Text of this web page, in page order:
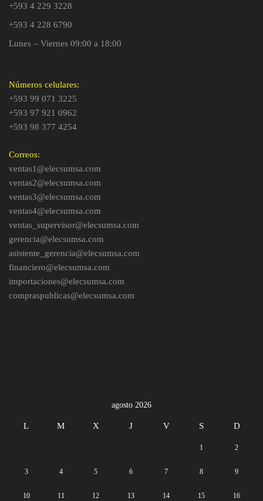
+593 4 229 3228
+593 4 228 6790
Lunes – Viernes 09:00 a 18:00
Números celulares:
+593 99 071 3225
+593 97 921 0962
+593 98 377 4254
Correos:
ventas1@elecsumsa.com
ventas2@elecsumsa.com
ventas3@elecsumsa.com
ventas4@elecsumsa.com
ventas_supervisor@elecsumsa.com
gerencia@elecsumsa.com
asistente_gerencia@elecsumsa.com
financiero@elecsumsa.com
importaciones@elecsumsa.com
compraspublicas@elecsumsa.com
agosto 2026
L M X J V S D
1 2
3 4 5 6 7 8 9
10 11 12 13 14 15 16